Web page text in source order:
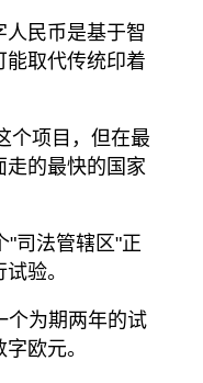
人民币是基于智
能取代传统印着
个项目，但在最
走的最快的国家
"司法管辖区"正
验。
个为期两年的试
欧元。